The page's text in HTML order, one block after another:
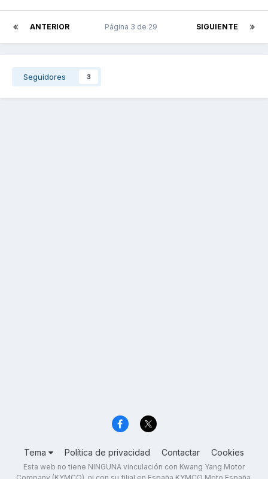
ANTERIOR SIGUIENTE
Página 3 de 29
Seguidores 3
Tema Política de privacidad Contactar Cookies
Esta web no tiene NINGUNA vinculación con Kwang Yang Motor